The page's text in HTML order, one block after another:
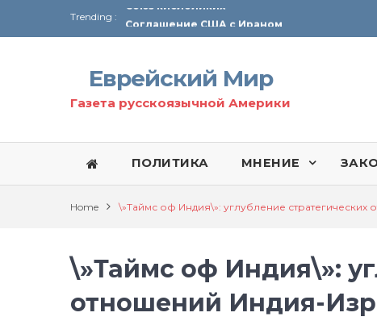
Trending :
Соглашение США с Ираном
Технология Революции в Иране
От Ирана до Ливана и Газы
Еврейский Мир
Газета русскоязычной Америки
ПОЛИТИКА МНЕНИЕ
Home \»Таймс оф Индия\»: углубление
\»Таймс оф Индия\»:
отношений Индия-